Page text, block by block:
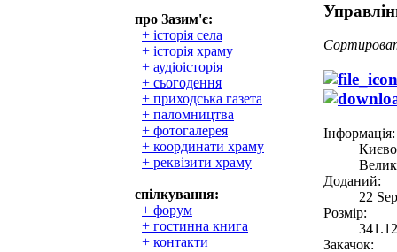
про Зазим'є:
+ історія села
+ історія храму
+ аудіоісторія
+ сьогодення
+ приходська газета
+ паломництва
+ фотогалерея
+ координати храму
+ реквізити храму
спілкування:
+ форум
+ гостинна книга
+ контакти
Інформація:
Доданий:
22
Розмір:
Закачок: